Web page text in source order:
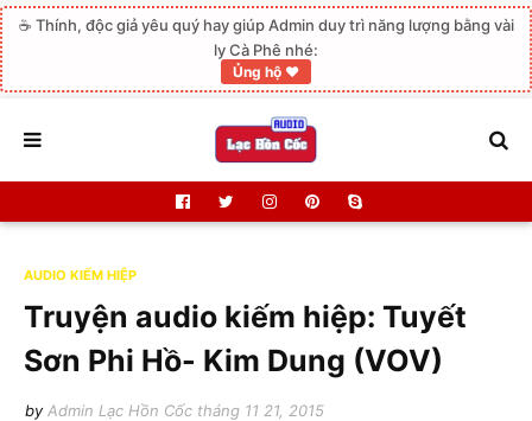
☕ Thính, độc giả yêu quý hay giúp Admin duy trì năng lượng bằng vài
ly Cà Phê nhé:
Ủng hộ ❤️
AUDIO KIẾM HIỆP
Truyện audio kiếm hiệp: Tuyết
Sơn Phi Hồ- Kim Dung (VOV)
by Admin Lạc Hồn Cốc tháng 11 21, 2015